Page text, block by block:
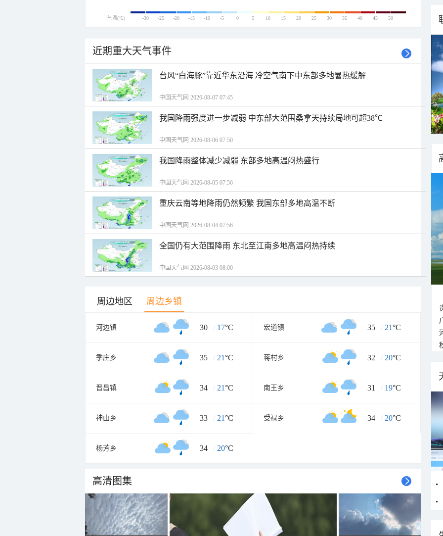
气温(℃) -30 -25 -20 -15 -10 -5 0 5 10 15 20 25 30 35 40 45 50
近期重大天气事件
台风“白海豚”靠近华东沿海 冷空气南下中东部多地暑热缓解
中国天气网 2026-08-07 07:45
我国降雨强度进一步减弱 中东部大范围桑拿天持续局地可超38℃
中国天气网 2026-08-06 07:50
我国降雨整体减少减弱 东部多地高温闷热盛行
中国天气网 2026-08-05 07:56
重庆云南等地降雨仍然频繁 我国东部多地高温不断
中国天气网 2026-08-04 07:56
全国仍有大范围降雨 东北至江南多地高温闷热持续
中国天气网 2026-08-03 08:00
周边地区 周边乡镇
河边镇 30 / 17°C 宏道镇 35 / 21°C
季庄乡 35 / 21°C 蒋村乡 32 / 20°C
晋昌镇 34 / 21°C 南王乡 31 / 19°C
神山乡 33 / 21°C 受禄乡 34 / 20°C
杨芳乡 34 / 20°C
高清图集